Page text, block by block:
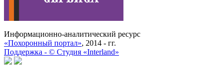
Информационно-аналитический ресурс
«Похоронный портал», 2014 - гг.
Поддержка - © Cтудия «Interland»